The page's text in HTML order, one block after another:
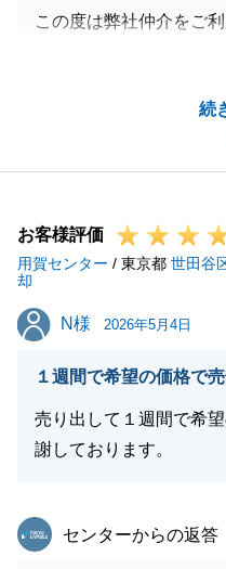
続
この度は弊社仲介をご
褒めのお言葉を賜り、
契約期間中には、お手
関して何度もメールな
事にお取引を完了するこ
もしもまたなにかお困
今後ともよろしくお願い
お客様評価
用賀センター / 東京都 世田谷
却
N様
N様 2026年5月4日
１週間で希望の価格で
売り出して１週間で希
謝しております。
東急リバブル
センターからの返答